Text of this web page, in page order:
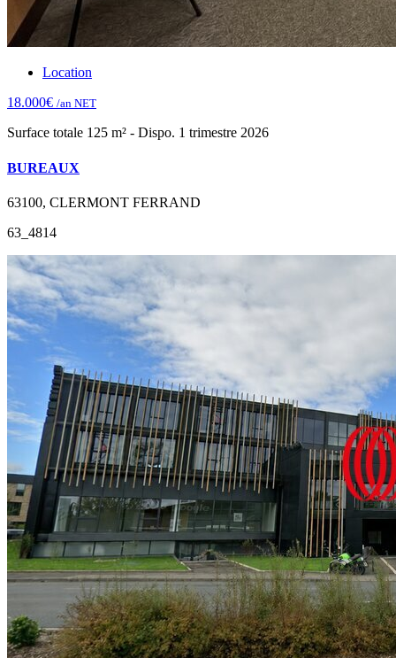
Location
18.000€ /an NET
Surface totale 125 m² - Dispo. 1 trimestre 2026
BUREAUX
63100, CLERMONT FERRAND
63_4814